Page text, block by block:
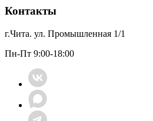
Контакты
г.Чита. ул. Промышленная 1/1
Пн-Пт 9:00-18:00